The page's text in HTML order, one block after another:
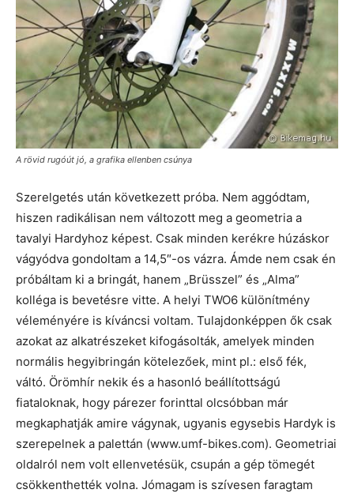
A rövid rugóút jó, a grafika ellenben csúnya
Szerelgetés után következett próba. Nem aggódtam,
hiszen radikálisan nem változott meg a geometria a
tavalyi Hardyhoz képest. Csak minden kerékre húzáskor
vágyódva gondoltam a 14,5″-os vázra. Ámde nem csak én
próbáltam ki a bringát, hanem „Brüsszel” és „Alma”
kolléga is bevetésre vitte. A helyi TWO6 különítmény
véleményére is kíváncsi voltam. Tulajdonképpen ők csak
azokat az alkatrészeket kifogásolták, amelyek minden
normális hegyibringán kötelezőek, mint pl.: első fék,
váltó. Örömhír nekik és a hasonló beállítottságú
fiataloknak, hogy párezer forinttal olcsóbban már
megkaphatják amire vágynak, ugyanis egysebis Hardyk is
szerepelnek a palettán (www.umf-bikes.com). Geometriai
oldalról nem volt ellenvetésük, csupán a gép tömegét
csökkenthették volna. Jómagam is szívesen faragtam